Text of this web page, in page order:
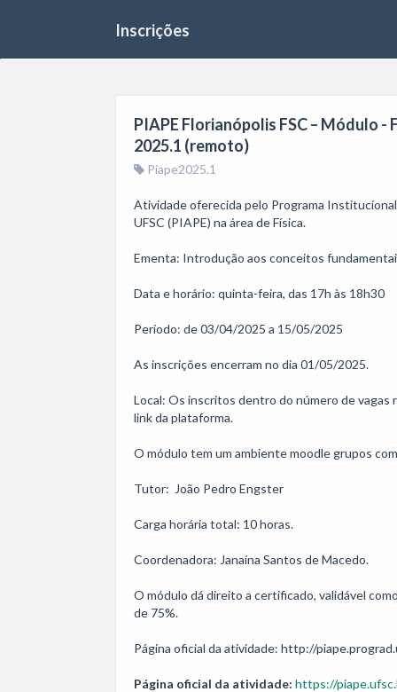
Inscrições
PIAPE Florianópolis FSC – Módulo -
2025.1 (remoto)
Piape2025.1
Atividade oferecida pelo Programa
UFSC (PIAPE) na área de Física.
Ementa: Introdução aos conceitos
Data e horário: quinta-feira, das 17h às 18h30
Período: de 03/04/2025 a 15/05/2025
As inscrições encerram no dia 01/05/2025.
Local: Os inscritos dentro do número de vagas
link da plataforma.
O módulo tem um ambiente moodle grupos
Tutor:  João Pedro Engster
Carga horária total: 10 horas.
Coordenadora: Janaína Santos de Macedo.
O módulo dá direito a certificado, validável
de 75%.
Página oficial da atividade: http://
Página oficial da atividade: https://